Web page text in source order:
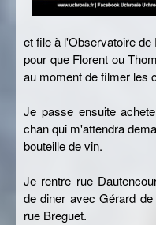
et file à l'Observatoire
pour que Florent ou
au moment de filmer les
Je passe ensuite
chan qui m'attendra
bouteille de vin.
Je rentre rue
de diner avec Gérard
rue Breguet.